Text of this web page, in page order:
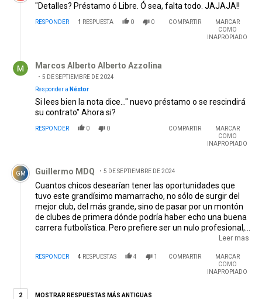
"Detalles? Préstamo ó Libre. Ó sea, falta todo. JAJAJA!!
RESPONDER 1 RESPUESTA 0 0 COMPARTIR
MARCAR
COMO
INAPROPIADO
Marcos Alberto Alberto Azzolina
5 DE SEPTIEMBRE DE 2024
Responder a Néstor
Si lees bien la nota dice..." nuevo préstamo o se rescindirá
su contrato" Ahora si?
RESPONDER 0 0 COMPARTIR
MARCAR
COMO
INAPROPIADO
Comentario de Guillermo MDQ.
GM Guillermo MDQ 5 DE SEPTIEMBRE DE 2024
Cuantos chicos desearían tener las oportunidades que
tuvo este grandísimo mamarracho, no sólo de surgir del
mejor club, del más grande, sino de pasar por un montón
de clubes de primera dónde podría haber echo una buena
carrera futbolística. Pero prefiere ser un nulo profesional,
desaprovechar las oportunidades que le dan y terminar
mendigando un club a dónde poder caer. Que se dedique a
Leer mas
RESPONDER 4 RESPUESTAS 4 1 COMPARTIR
MARCAR
COMO
INAPROPIADO
22 respuestas más antiguas
MOSTRAR RESPUESTAS MÁS ANTIGUAS